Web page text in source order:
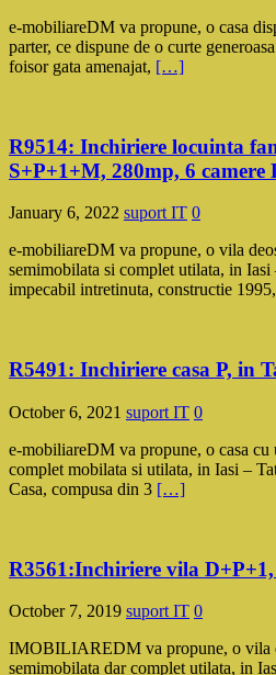
e-mobiliareDM va propune, o casa
parter, ce dispune de o curte
foisor gata amenajat, […]
R9514: Inchiriere locuinta
S+P+1+M, 280mp, 6 camere
January 6, 2022 suport IT 0
e-mobiliareDM va propune, o vila
semimobilata si complet utilata, in
impecabil intretinuta, constructie
R5491: Inchiriere casa P, in
October 6, 2021 suport IT 0
e-mobiliareDM va propune, o casa cu
complet mobilata si utilata, in Iasi –
Casa, compusa din 3 […]
R3561:Inchiriere vila
October 7, 2019 suport IT 0
IMOBILIAREDM va propune, o vila
semimobilata dar complet utilata, in